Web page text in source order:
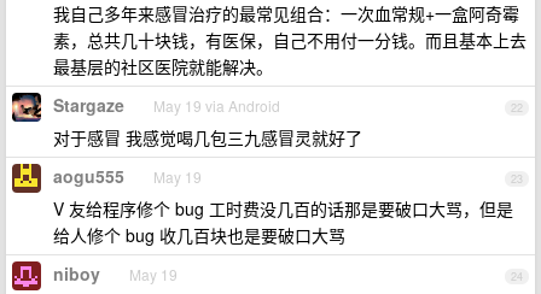
我自己多年来感冒治疗的最常见组合：一次血常规+一盒阿奇霉
素，总共几十块钱，有医保，自己不用付一分钱。而且基本上去
最基层的社区医院就能解决。
22
Stargaze May 19 via Android
对于感冒 我感觉喝几包三九感冒灵就好了
23
aogu555 May 19
V 友给程序修个 bug 工时费没几百的话那是要破口大骂，但是
给人修个 bug 收几百块也是要破口大骂
24
niboy May 19